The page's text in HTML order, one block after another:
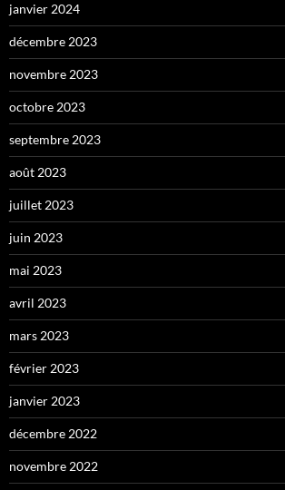
janvier 2024
décembre 2023
novembre 2023
octobre 2023
septembre 2023
août 2023
juillet 2023
juin 2023
mai 2023
avril 2023
mars 2023
février 2023
janvier 2023
décembre 2022
novembre 2022